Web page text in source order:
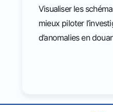
Visualiser les
mieux piloter
d’anomalies en